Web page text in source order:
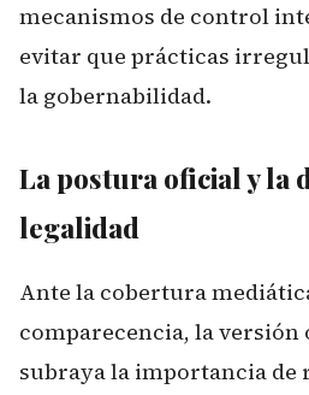
mecanismos de control
evitar que prácticas
la gobernabilidad.
La postura oficial y la
legalidad
Ante la cobertura
comparecencia, la
subraya la importancia de